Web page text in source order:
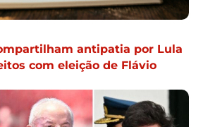
antipatia por Lula
com eleição de Flávio